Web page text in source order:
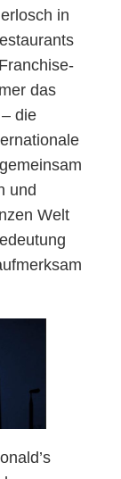
in
das
die
und
Welt